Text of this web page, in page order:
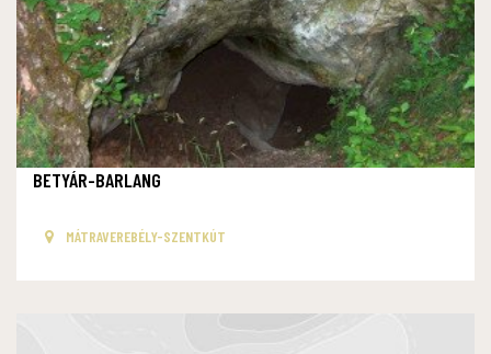
BETYÁR-BARLANG
MÁTRAVEREBÉLY-SZENTKÚT